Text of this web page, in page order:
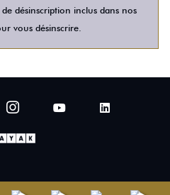
désinscription inclus dans nos
vous désinscrire.